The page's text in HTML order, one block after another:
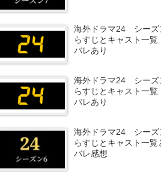
海外ドラマ24 シーズ
らすじとキャスト一
バレあり
海外ドラマ24 シーズ
らすじとキャスト一
バレあり
海外ドラマ24 シーズ
らすじとキャスト一覧
バレ感想